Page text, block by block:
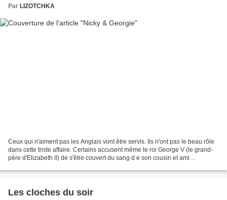
Par LIZOTCHKA
Ceux qui n'aiment pas les Anglais vont être servis. Ils n'ont pas le beau rôle
dans cette triste affaire. Certains accusent même le roi George V (le grand-
père d'Elizabeth II) de s'être couvert du sang d e son cousin et ami
Les cloches du soir